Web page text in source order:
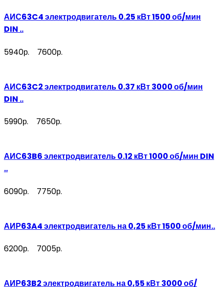
АИС63C4 электродвигатель 0.25 кВт 1500 об/мин
DIN ..
5940р. 7600р.
АИС63C2 электродвигатель 0.37 кВт 3000 об/мин
DIN ..
5990р. 7650р.
АИС63B6 электродвигатель 0.12 кВт 1000 об/мин DIN
..
6090р. 7750р.
АИР63A4 электродвигатель на 0,25 кВт 1500 об/мин..
6200р. 7005р.
АИР63B2 электродвигатель на 0,55 кВт 3000 об/